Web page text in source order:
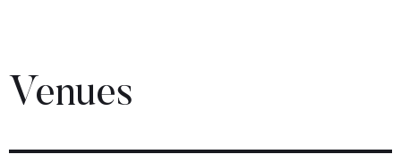
Venues